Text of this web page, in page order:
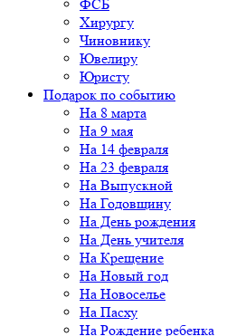
ФСБ
Хирургу
Чиновнику
Ювелиру
Юристу
Подарок по событию
На 8 марта
На 9 мая
На 14 февраля
На 23 февраля
На Выпускной
На Годовщину
На День рождения
На День учителя
На Крещение
На Новый год
На Новоселье
На Пасху
На Рождение ребенка